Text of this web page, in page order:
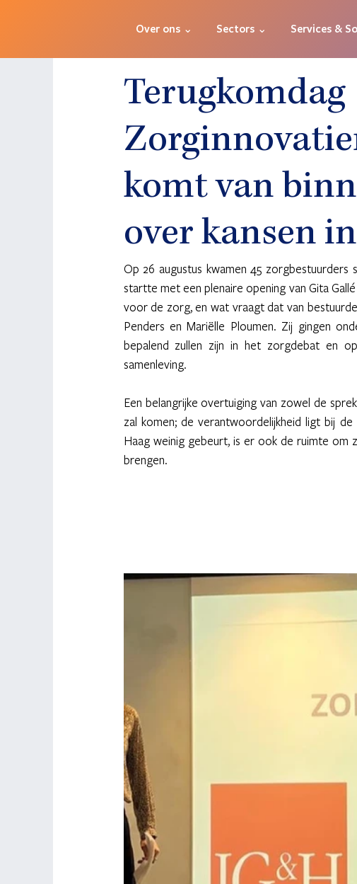
Over ons ⌄ Sectors ⌄ Services &
Terugkomdag
komt van
over kansen
Op 26 augustus kwamen 45
startte met een plenaire opening van Gita
voor de zorg, en wat vraagt dat van
Penders en Mariëlle Ploumen. Zij gingen
bepalend zullen zijn in het zorgdebat en
samenleving.
Een belangrijke overtuiging van zowel de
zal komen; de verantwoordelijkheid ligt bij
Haag weinig gebeurt, is er ook de ruimte
brengen.